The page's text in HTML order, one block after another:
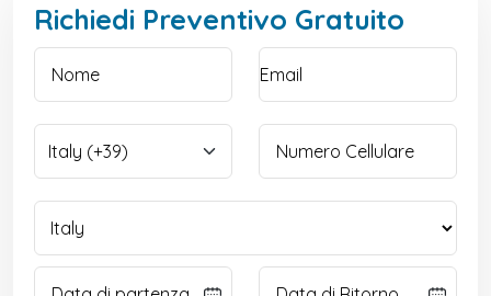
Richiedi Preventivo Gratuito